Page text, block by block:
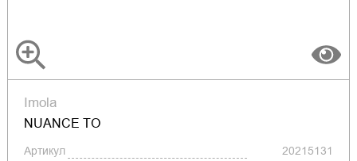
Imola
NUANCE TO
Артикул
20215131